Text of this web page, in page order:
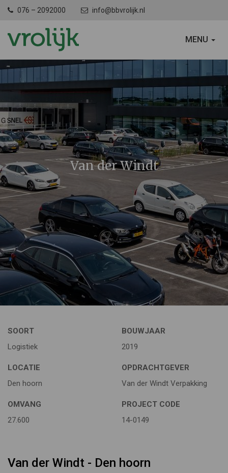
076 – 2092000 info@bbvrolijk.nl
SCHAKEL
MENU
Van der Windt
SOORT
Logistiek
BOUWJAAR
2019
LOCATIE
Den hoorn
OPDRACHTGEVER
Van der Windt Verpakking
OMVANG
27.600
PROJECT CODE
14-0149
Van der Windt - Den hoorn